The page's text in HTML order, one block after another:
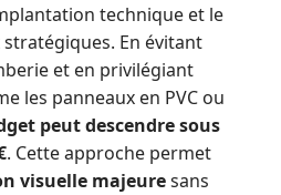
technique et le
En évitant
et en privilégiant
les panneaux en PVC ou
peut descendre sous
. Cette approche permet
visuelle majeuresans